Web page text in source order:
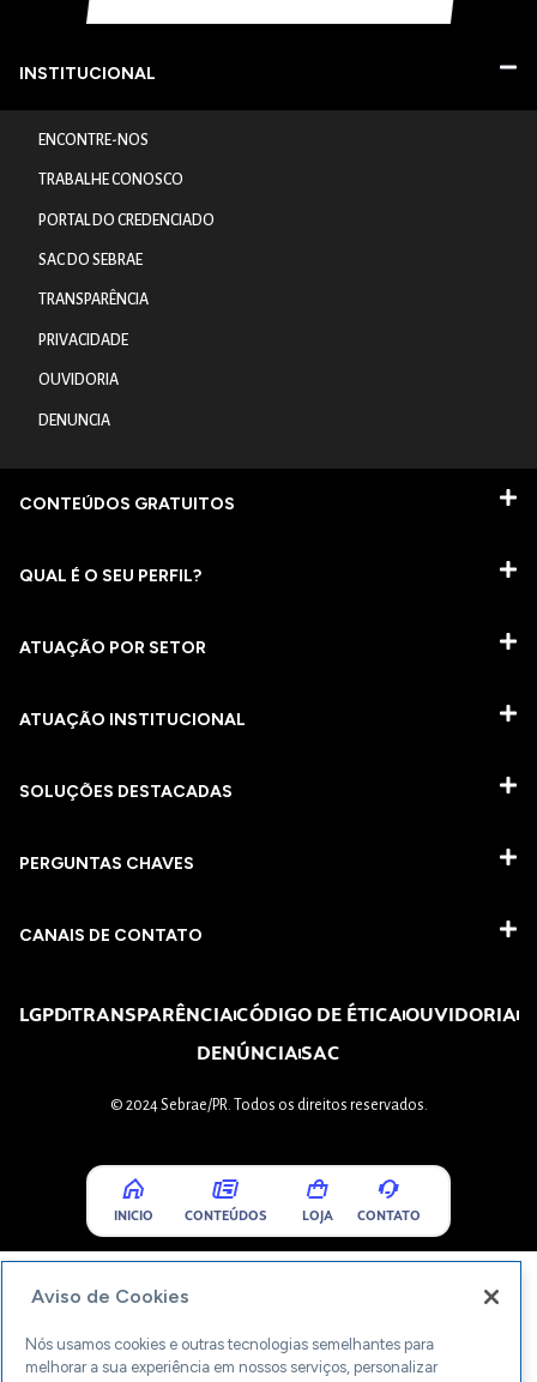
INSTITUCIONAL
ENCONTRE-NOS
TRABALHE CONOSCO
PORTAL DO CREDENCIADO
SAC DO SEBRAE
TRANSPARÊNCIA
PRIVACIDADE
OUVIDORIA
DENUNCIA
CONTEÚDOS GRATUITOS
QUAL É O SEU PERFIL?
ATUAÇÃO POR SETOR
ATUAÇÃO INSTITUCIONAL
SOLUÇÕES DESTACADAS
PERGUNTAS CHAVES​
CANAIS DE CONTATO
LGPDTRANSPARÊNCIACÓDIGO DE ÉTICAOUVIDORIA
DENÚNCIASAC
© 2024 Sebrae/PR. Todos os direitos reservados.
INICIO CONTEÚDOS LOJA CONTATO
Aviso de Cookies
Nós usamos cookies e outras tecnologias semelhantes para
melhorar a sua experiência em nossos serviços, personalizar